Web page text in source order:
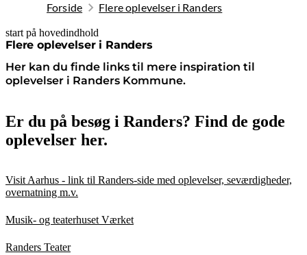
Forside Flere oplevelser i Randers
start på hovedindhold
Flere oplevelser i Randers
Her kan du finde links til mere inspiration til
oplevelser i Randers Kommune.
senest opdateret 27. marts 2026
Er du på besøg i Randers? Find de gode
oplevelser her.
Visit Aarhus - link til Randers-side med oplevelser, seværdigheder,
overnatning m.v.
Musik- og teaterhuset Værket
Randers Teater